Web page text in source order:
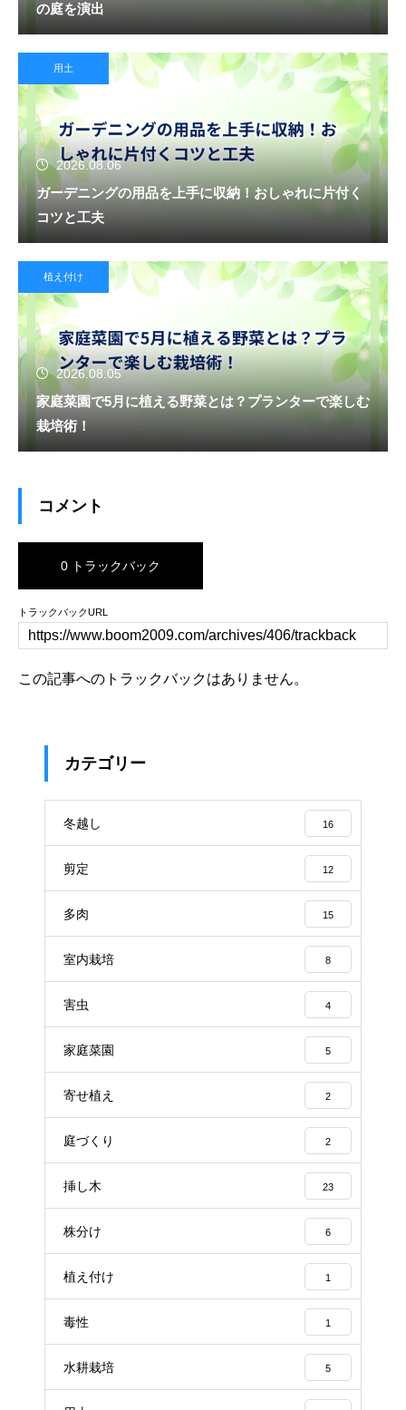
の庭を演出
用土
2026.08.06
ガーデニングの用品を上手に収納！おしゃれに片付く
コツと工夫
植え付け
2026.08.05
家庭菜園で5月に植える野菜とは？プランターで楽しむ
栽培術！
コメント
0 トラックバック
トラックバックURL
この記事へのトラックバックはありません。
カテゴリー
冬越し 16
剪定 12
多肉 15
室内栽培 8
害虫 4
家庭菜園 5
寄せ植え 2
庭づくり 2
挿し木 23
株分け 6
植え付け 1
毒性 1
水耕栽培 5